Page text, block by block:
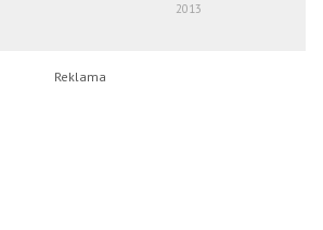
2013